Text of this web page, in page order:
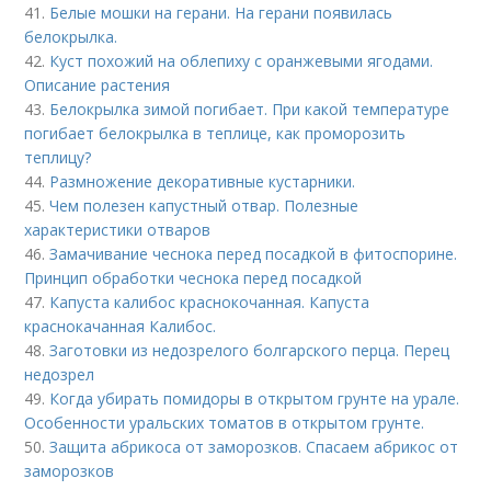
41. Белые мошки на герани. На герани появилась
белокрылка.
42. Куст похожий на облепиху с оранжевыми ягодами.
Описание растения
43. Белокрылка зимой погибает. При какой температуре
погибает белокрылка в теплице, как проморозить
теплицу?
44. Размножение декоративные кустарники.
45.Чем полезен капустный отвар. Полезные
характеристики отваров
46.Замачивание чеснока перед посадкой в фитоспорине.
Принцип обработки чеснока перед посадкой
47. Капуста калибос краснокочанная. Капуста
краснокачанная Калибос.
48.Заготовки из недозрелого болгарского перца. Перец
недозрел
49. Когда убирать помидоры в открытом грунте на урале.
Особенности уральских томатов в открытом грунте.
50.Защита абрикоса от заморозков. Спасаем абрикос от
заморозков